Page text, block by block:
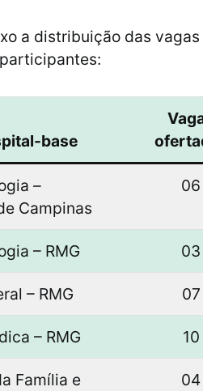
a distribuição das
base
–
Campinas
06
– RMG 03
– RMG 07
– RMG 10
Família e
04